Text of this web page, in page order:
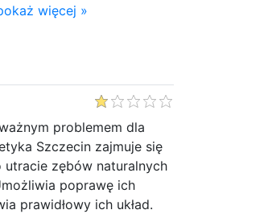
więcej »
problemem dla
Szczecin zajmuje się
zębów naturalnych
poprawę ich
prawidłowy ich układ.